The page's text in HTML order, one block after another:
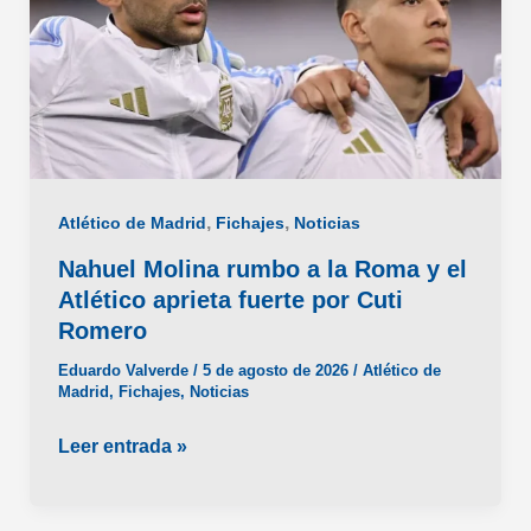
Atlético de Madrid, Fichajes, Noticias
Nahuel Molina rumbo a la Roma y el
Atlético aprieta fuerte por Cuti
Romero
Eduardo Valverde / 5 de agosto de 2026 / Atlético de
Madrid , Fichajes, Noticias
Nahuel
Leer entrada »